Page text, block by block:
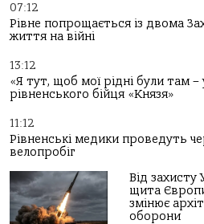
07:12
Рівне попрощається із двома
життя на війні
13:12
«Я тут, щоб мої рідні були там –
рівненського бійця «Князя»
11:12
Рівненські медики проведуть
велопробіг
Від захисту
щита
змінює
оборони